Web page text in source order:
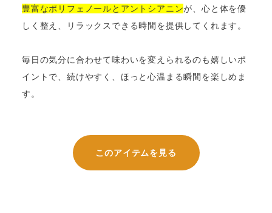
豊富なポリフェノールとアントシアニンが、心と体を優
しく整え、リラックスできる時間を提供してくれます。
毎日の気分に合わせて味わいを変えられるのも嬉しいポ
イントで、続けやすく、ほっと心温まる瞬間を楽しめま
す。
このアイテムを見る